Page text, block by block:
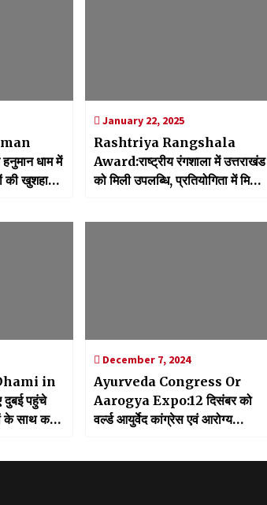
धाम में
की खुशहाली
January 22, 2025
Rashtriya Rangshala
Award:राष्ट्रीय रंगशाला में उत्तराखंड
को मिली उपलब्धि, प्रतियोगिता में मिला
in
दुबई पहुंचे
के साथ करेंगे
December 7, 2024
Ayurveda Congress Or
Aarogya Expo:12 दिसंबर को
वर्ल्ड आयुर्वेद कांग्रेस एवं आरोग्य